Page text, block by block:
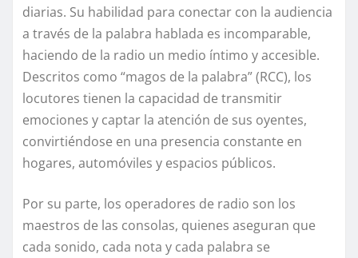
diarias. Su habilidad para conectar con la audiencia
a través de la palabra hablada es incomparable,
haciendo de la radio un medio íntimo y accesible.
Descritos como “magos de la palabra” (RCC), los
locutores tienen la capacidad de transmitir
emociones y captar la atención de sus oyentes,
convirtiéndose en una presencia constante en
hogares, automóviles y espacios públicos.
Por su parte, los operadores de radio son los
maestros de las consolas, quienes aseguran que
cada sonido, cada nota y cada palabra se